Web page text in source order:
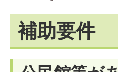
補助要件